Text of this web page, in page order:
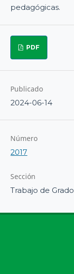
pedagógicas.
PDF
Publicado
2024-06-14
Número
2017
Sección
Trabajo de Grado